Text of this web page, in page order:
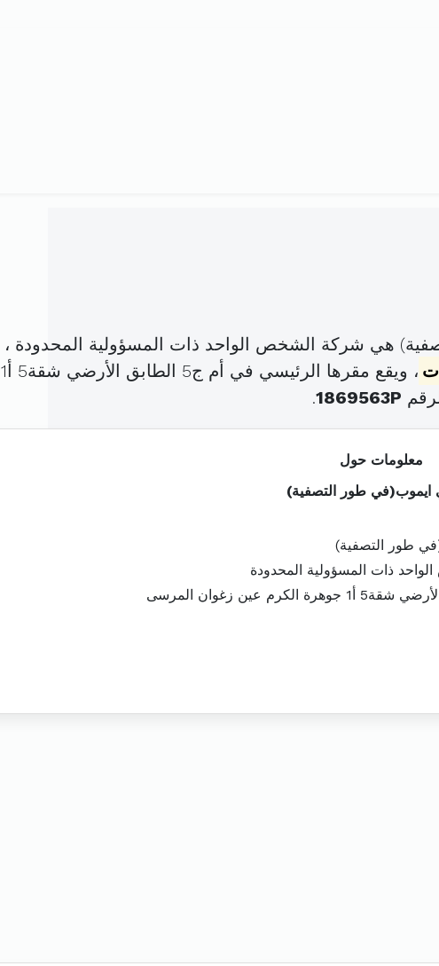
هي شركة الشخص الواحد ذات المسؤولية المحدودة
، ويقع مقرها الرئيسي في أم ج5 الطابق الأرضي شقة5 أ1 جوهرة الكرم عين زغوان المرسى (
1869563P
.
معلومات حول
ايموب(في طور التصفية)
طور التصفية)
ذات المسؤولية المحدودة